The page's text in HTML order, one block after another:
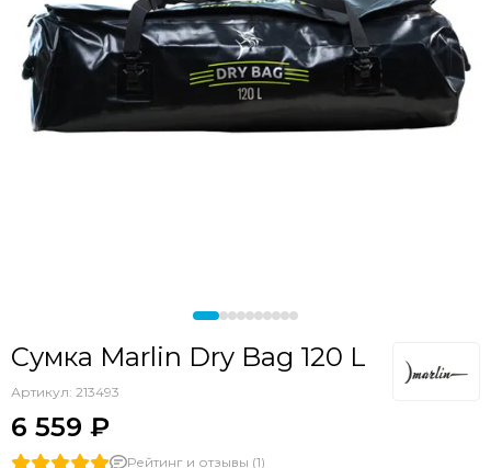
Гермомешки
Гермобокс
для масок и трубок
Наклейки на авто
Одежда
Сумка Marlin Dry Bag 120 L
Артикул: 213493
6 559 ₽
Рейтинг и отзывы (1)